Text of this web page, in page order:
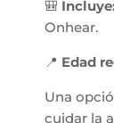
🎒
Onhear.
📍 Edad
Una
cuidar la